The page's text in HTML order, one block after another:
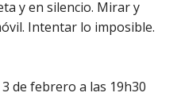
y en silencio. Mirar y
Intentar lo imposible.
de febrero a las 19h30